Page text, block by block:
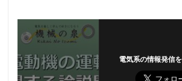
電気系の情報発信を